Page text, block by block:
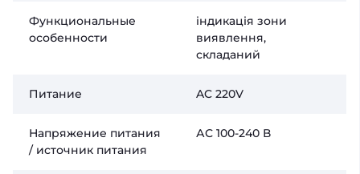
Функциональные
особенности
індикація зони
виявлення,
складаний
Питание AC 220V
Напряжение питания
/ источник питания
АС 100-240 В